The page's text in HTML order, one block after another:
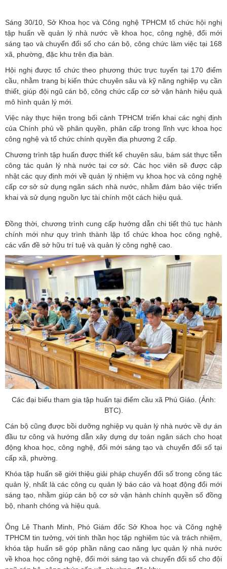
Sáng 30/10, Sở Khoa học và Công nghệ TPHCM tổ chức hội nghị
tập huấn về quản lý nhà nước về khoa học, công nghệ, đổi mới
sáng tạo và chuyển đổi số cho cán bộ, công chức làm việc tại 168
xã, phường, đặc khu trên địa bàn.
Hội nghị được tổ chức theo phương thức trực tuyến tại 170 điểm
cầu, nhằm trang bị kiến thức chuyên sâu và kỹ năng nghiệp vụ cần
thiết, giúp đội ngũ cán bộ, công chức cấp cơ sở vận hành hiệu quả
mô hình quản lý mới.
Việc này thực hiện trong bối cảnh TPHCM triển khai các nghị định
của Chính phủ về phân quyền, phân cấp trong lĩnh vực khoa học
công nghệ và tổ chức chính quyền địa phương 2 cấp.
Chương trình tập huấn được thiết kế chuyên sâu, bám sát thực tiễn
công tác quản lý nhà nước tại cơ sở. Các học viên sẽ được cập
nhật các quy định mới về quản lý nhiệm vụ khoa học và công nghệ
cấp cơ sở sử dụng ngân sách nhà nước, nhằm đảm bảo việc triển
khai và sử dụng nguồn lực tài chính một cách hiệu quả.
Đồng thời, chương trình cung cấp hướng dẫn chi tiết thủ tục hành
chính mới như quy trình thành lập tổ chức khoa học công nghệ,
các vấn đề sở hữu trí tuệ và quản lý công nghệ cao.
Các đại biểu tham gia tập huấn tại điểm cầu xã Phú Giáo. (Ảnh:
BTC).
Cán bộ cũng được bồi dưỡng nghiệp vụ quản lý nhà nước về dự án
đầu tư công và hướng dẫn xây dựng dự toán ngân sách cho hoạt
động khoa học, công nghệ, đổi mới sáng tạo và chuyển đổi số tại
cấp xã, phường.
Khóa tập huấn sẽ giới thiệu giải pháp chuyển đổi số trong công tác
quản lý, nhất là các công cụ quản lý báo cáo và hoạt động đổi mới
sáng tạo, nhằm giúp cán bộ cơ sở vận hành chính quyền số đồng
bộ, nhanh chóng và hiệu quả.
Ông Lê Thanh Minh, Phó Giám đốc Sở Khoa học và Công nghệ
TPHCM tin tưởng, với tinh thần học tập nghiêm túc và trách nhiệm,
khóa tập huấn sẽ góp phần nâng cao năng lực quản lý nhà nước
về khoa học công nghệ, đổi mới sáng tạo và chuyển đổi số cho đội